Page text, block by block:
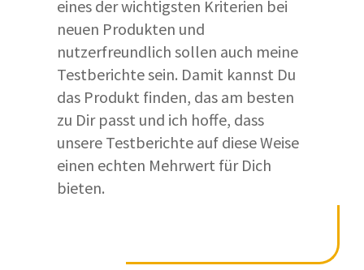
eines der wichtigsten Kriterien bei
neuen Produkten und
nutzerfreundlich sollen auch meine
Testberichte sein. Damit kannst Du
das Produkt finden, das am besten
zu Dir passt und ich hoffe, dass
unsere Testberichte auf diese Weise
einen echten Mehrwert für Dich
bieten.